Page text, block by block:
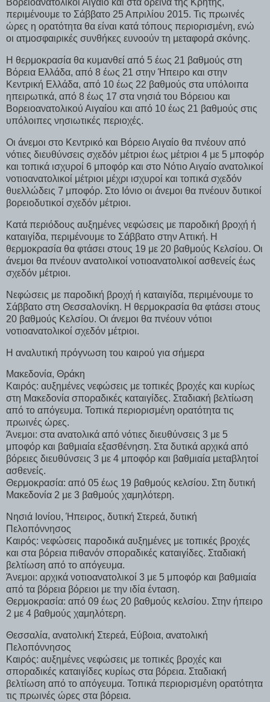
Βορειοανατολικοί Αιγαίο και στα ορεινά της Κρήτης,
περιμένουμε το Σάββατο 25 Απριλίου 2015. Τις πρωινές
ώρες η ορατότητα θα είναι κατά τόπους περιορισμένη, ενώ
οι ατμοσφαιρικές συνθήκες ευνοούν τη μεταφορά σκόνης.
Η θερμοκρασία θα κυμανθεί από 5 έως 21 βαθμούς στη
Βόρεια Ελλάδα, από 8 έως 21 στην Ήπειρο και στην
Κεντρική Ελλάδα, από 10 έως 22 βαθμούς στα υπόλοιπα
ηπειρωτικά, από 8 έως 17 στα νησιά του Βόρειου και
Βορειοανατολικού Αιγαίου και από 10 έως 21 βαθμούς στις
υπόλοιπες νησιωτικές περιοχές.
Οι άνεμοι στο Κεντρικό και Βόρειο Αιγαίο θα πνέουν από
νότιες διευθύνσεις σχεδόν μέτριοι έως μέτριοι 4 με 5 μποφόρ
και τοπικά ισχυροί 6 μποφόρ και στο Νότιο Αιγαίο ανατολικοί
νοτιοανατολικοί μέτριοι μέχρι ισχυροί και τοπικά σχεδόν
θυελλώδεις 7 μποφόρ. Στο Ιόνιο οι άνεμοι θα πνέουν δυτικοί
βορειοδυτικοί σχεδόν μέτριοι.
Κατά περιόδους αυξημένες νεφώσεις με παροδική βροχή ή
καταιγίδα, περιμένουμε το Σάββατο στην Αττική. Η
θερμοκρασία θα φτάσει στους 19 με 20 βαθμούς Κελσίου. Οι
άνεμοι θα πνέουν ανατολικοί νοτιοανατολικοί ασθενείς έως
σχεδόν μέτριοι.
Νεφώσεις με παροδική βροχή ή καταιγίδα, περιμένουμε το
Σάββατο στη Θεσσαλονίκη. Η θερμοκρασία θα φτάσει στους
20 βαθμούς Κελσίου. Οι άνεμοι θα πνέουν νότιοι
νοτιοανατολικοί σχεδόν μέτριοι.
Η αναλυτική πρόγνωση του καιρού για σήμερα
Μακεδονία, Θράκη
Καιρός: αυξημένες νεφώσεις με τοπικές βροχές και κυρίως
στη Μακεδονία σποραδικές καταιγίδες. Σταδιακή βελτίωση
από το απόγευμα. Τοπικά περιορισμένη ορατότητα τις
πρωινές ώρες.
Άνεμοι: στα ανατολικά από νότιες διευθύνσεις 3 με 5
μποφόρ και βαθμιαία εξασθένηση. Στα δυτικά αρχικά από
βόρειες διευθύνσεις 3 με 4 μποφόρ και βαθμιαία μεταβλητοί
ασθενείς.
Θερμοκρασία: από 05 έως 19 βαθμούς κελσίου. Στη δυτική
Μακεδονία 2 με 3 βαθμούς χαμηλότερη.
Νησιά Ιονίου, Ήπειρος, δυτική Στερεά, δυτική
Πελοπόννησος
Καιρός: νεφώσεις παροδικά αυξημένες με τοπικές βροχές
και στα βόρεια πιθανόν σποραδικές καταιγίδες. Σταδιακή
βελτίωση από το απόγευμα.
Άνεμοι: αρχικά νοτιοανατολικοί 3 με 5 μποφόρ και βαθμιαία
από τα βόρεια βόρειοι με την ιδία ένταση.
Θερμοκρασία: από 09 έως 20 βαθμούς κελσίου. Στην ήπειρο
2 με 4 βαθμούς χαμηλότερη.
Θεσσαλία, ανατολική Στερεά, Εύβοια, ανατολική
Πελοπόννησος
Καιρός: αυξημένες νεφώσεις με τοπικές βροχές και
σποραδικές καταιγίδες κυρίως στα βόρεια. Σταδιακή
βελτίωση από το απόγευμα. Τοπικά περιορισμένη ορατότητα
τις πρωινές ώρες στα βόρεια.